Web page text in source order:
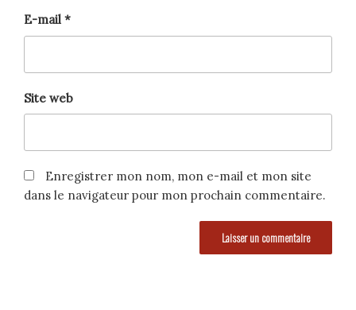
E-mail *
Site web
Enregistrer mon nom, mon e-mail et mon site
dans le navigateur pour mon prochain commentaire.